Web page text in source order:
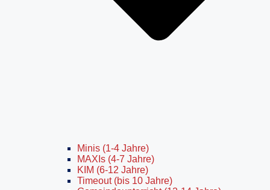
Minis (1-4 Jahre)
MAXIs (4-7 Jahre)
KIM (6-12 Jahre)
Timeout (bis 10 Jahre)